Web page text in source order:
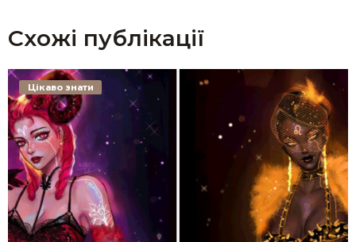
Схожі публікації
Цікаво знати